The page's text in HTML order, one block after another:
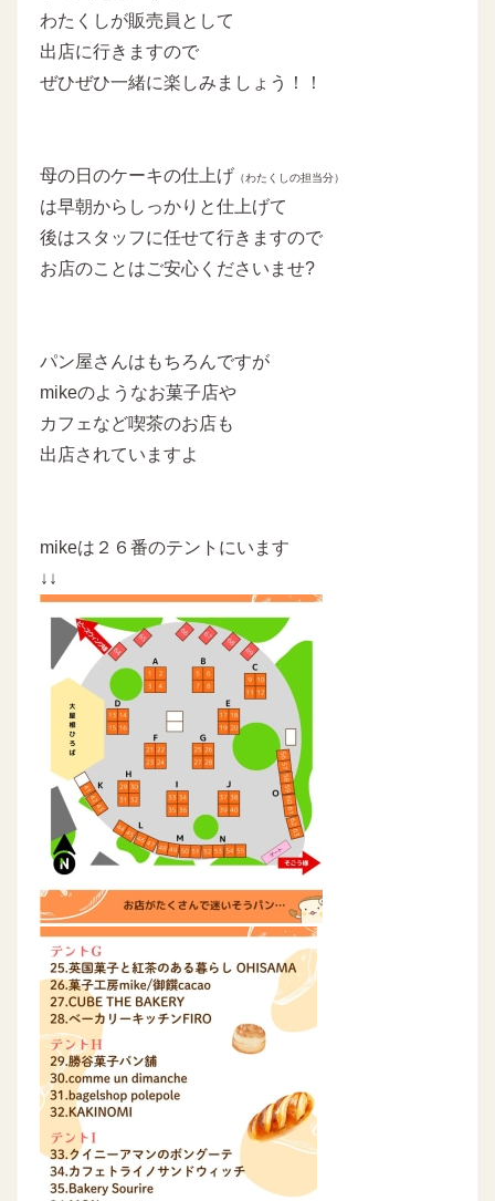
わたくしが販売員として
出店に行きますので
ぜひぜひ一緒に楽しみましょう！！
母の日のケーキの仕上げ （わたくしの担当分）
は早朝からしっかりと仕上げて
後はスタッフに任せて行きますので
お店のことはご安心くださいませ?
パン屋さんはもちろんですが
mikeのようなお菓子店や
カフェなど喫茶のお店も
出店されていますよ
mikeは２６番のテントにいます
↓↓